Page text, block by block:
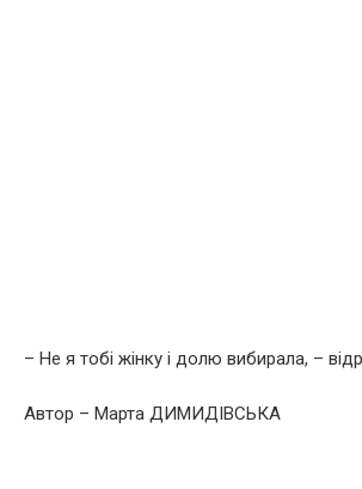
– Не я тобі жінку і долю вибирала, –
Автор – Марта ДИМИДІВСЬКА